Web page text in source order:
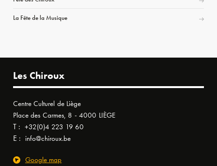
La Fête de la Musique
Les Chiroux
Centre Culturel de Liège
Place des Carmes, 8 - 4000 LIÈGE
T : +32(0)4 223 19 60
E : info@chiroux.be
Google map